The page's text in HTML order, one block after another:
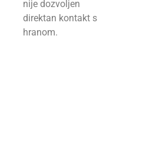
nije dozvoljen
direktan kontakt s
hranom.